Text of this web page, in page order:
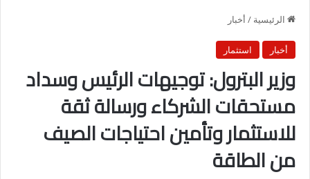
الرئيسية / أخبار
أخبار استثمار
وزير البترول: توجيهات الرئيس وسداد
مستحقات الشركاء ورسالة ثقة
للاستثمار وتأمين احتياجات الصيف
من الطاقة